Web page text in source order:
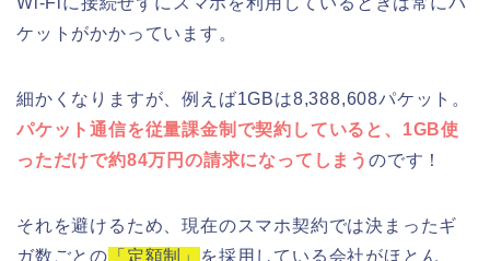
ケットがかかっています。
細かくなりますが、例えば1GBは8,388,608パケット。
パケット通信を従量課金制で契約していると、1GB使
っただけで約84万円の請求になってしまう のです！
それを避けるため、現在のスマホ契約では決まったギ
ガ数ごとの 「定額制」 を採用している会社がほとん